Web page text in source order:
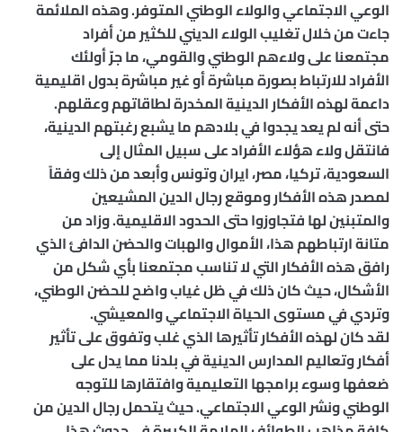
الوعي الاجتماعي والولاء الوطني المتوفر. وهذه الملائمة
جاءت من خلال تغليب الولاء الديني للكثير من أفراد
مجتمعنا على ولاءهم الوطني والقومي، ما جرّ أولئك
الأفراد للارتباط بصورة مباشرة أو غير مباشرة بدول اقليمية
داعمة لهذه الأفكار الدينية المخدرة لطاقاتهم وعقلهم.
حتى أنه لم يعد يجدوا في بلادهم ما يشبع رغبتهم الدينية،
فانتقل ولاء هؤلاء الأفراد على سبيل المثال إلى
السعودية، تركيا، مصر، ايران وتونس وأبعد من ذلك وفقاً
لمصدر هذه الأفكار وموقع رجال الدين المشيعين
والمتبنين لها فتجاوزوا حتى الحدود الاقليمية. وزاد من
متانة ارتباطهم هذا، الأموال والهبات والحضن الدافئ الذي
رافق هذه الأفكار التي لا تناسب مجتمعنا بأي شكل من
الأشكال، حيث كان ذلك في ظل غياب واضح للحضن الوطني،
وتردي في مستوى الحياة الاجتماعي والمعيشي.
لقد كان لهذه الأفكار تأثيرها الذي غلب وتفوق على تأثير
أفكار وتعاليم المدارس الدينية في بلدنا مما يدل على
ضعفها وسوء برامجها التعليمية وافتقارها للتوجه
الوطني ونشر الوعي الاجتماعي. حيث يتحمل رجال الدين من